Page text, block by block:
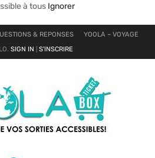
à tous Ignorer
& REPONSES
YOOLA – VOYAGE
SIGN IN S'INSCRIRE